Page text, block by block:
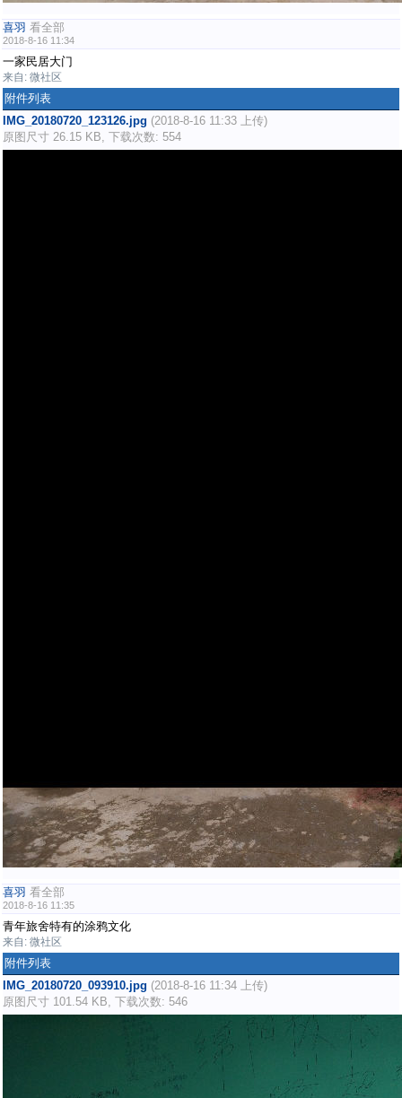
喜羽 看全部
2018-8-16 11:34
一家民居大门
来自: 微社区
附件列表
IMG_20180720_123126.jpg (2018-8-16 11:33 上传)
原图尺寸 26.15 KB, 下载次数: 554
喜羽 看全部
2018-8-16 11:35
青年旅舍特有的涂鸦文化
来自: 微社区
附件列表
IMG_20180720_093910.jpg (2018-8-16 11:34 上传)
原图尺寸 101.54 KB, 下载次数: 546